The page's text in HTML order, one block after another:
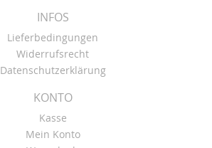
INFOS
Lieferbedingungen
Widerrufsrecht
Datenschutzerklärung
KONTO
Kasse
Mein Konto